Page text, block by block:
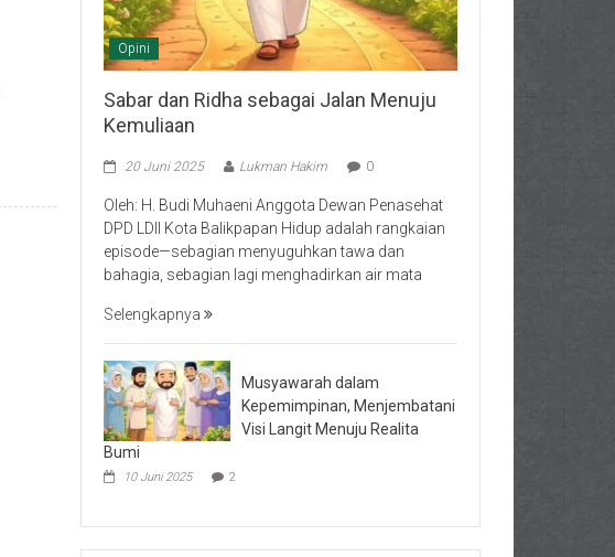
Opini
Sabar dan Ridha sebagai Jalan Menuju
Kemuliaan
20 Juni 2025 Lukman Hakim 0
Oleh: H. Budi Muhaeni Anggota Dewan Penasehat
DPD LDII Kota Balikpapan Hidup adalah rangkaian
episode—sebagian menyuguhkan tawa dan
bahagia, sebagian lagi menghadirkan air mata
Selengkapnya
Musyawarah dalam
Kepemimpinan, Menjembatani
Visi Langit Menuju Realita
Bumi
10 Juni 2025 2